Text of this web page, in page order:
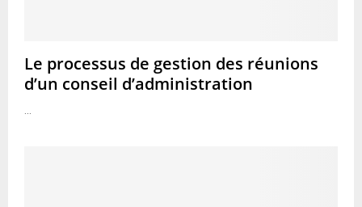
Le processus de gestion des réunions
d’un conseil d’administration